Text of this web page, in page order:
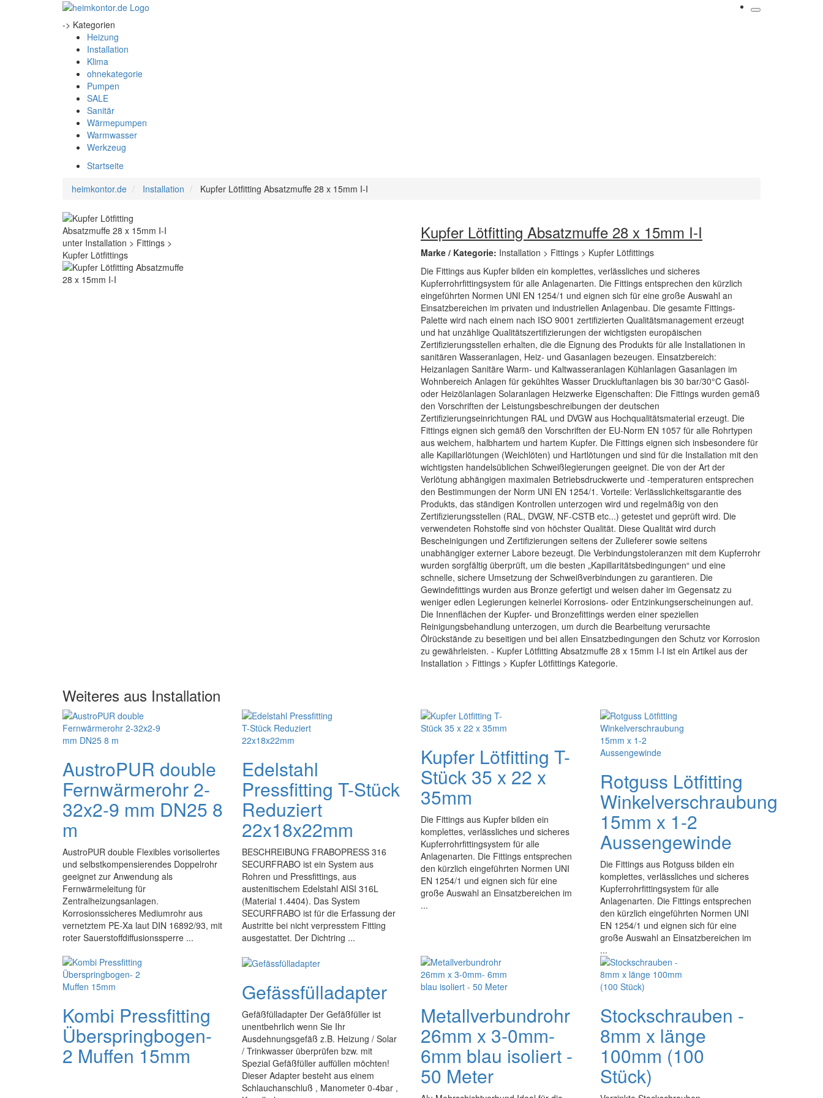
-> Kategorien
Heizung
Installation
Klima
ohnekategorie
Pumpen
SALE
Sanitär
Wärmepumpen
Warmwasser
Werkzeug
Startseite
heimkontor.de
Installation Kupfer Lötfitting Absatzmuffe 28 x 15mm I-I
Kupfer Lötfitting Absatzmuffe 28 x 15mm I-I
Marke / Kategorie: Installation > Fittings > Kupfer Lötfittings
Die Fittings aus Kupfer bilden ein komplettes, verlässliches und sicheres
Kupferrohrfittingsystem für alle Anlagenarten. Die Fittings entsprechen den kürzlich
eingeführten Normen UNI EN 1254/1 und eignen sich für eine große Auswahl an
Einsatzbereichen im privaten und industriellen Anlagenbau. Die gesamte Fittings-
Palette wird nach einem nach ISO 9001 zertifizierten Qualitätsmanagement erzeugt
und hat unzählige Qualitätszertifizierungen der wichtigsten europäischen
Zertifizierungsstellen erhalten, die die Eignung des Produkts für alle Installationen in
sanitären Wasseranlagen, Heiz- und Gasanlagen bezeugen. Einsatzbereich:
Heizanlagen Sanitäre Warm- und Kaltwasseranlagen Kühlanlagen Gasanlagen im
Wohnbereich Anlagen für gekühltes Wasser Druckluftanlagen bis 30 bar/30°C Gasöl-
oder Heizölanlagen Solaranlagen Heizwerke Eigenschaften: Die Fittings wurden gemäß
den Vorschriften der Leistungsbeschreibungen der deutschen
Zertifizierungseinrichtungen RAL und DVGW aus Hochqualitätsmaterial erzeugt. Die
Fittings eignen sich gemäß den Vorschriften der EU-Norm EN 1057 für alle Rohrtypen
aus weichem, halbhartem und hartem Kupfer. Die Fittings eignen sich insbesondere für
alle Kapillarlötungen (Weichlöten) und Hartlötungen und sind für die Installation mit den
wichtigsten handelsüblichen Schweißlegierungen geeignet. Die von der Art der
Verlötung abhängigen maximalen Betriebsdruckwerte und -temperaturen entsprechen
den Bestimmungen der Norm UNI EN 1254/1. Vorteile: Verlässlichkeitsgarantie des
Produkts, das ständigen Kontrollen unterzogen wird und regelmäßig von den
Zertifizierungsstellen (RAL, DVGW, NF-CSTB etc...) getestet und geprüft wird. Die
verwendeten Rohstoffe sind von höchster Qualität. Diese Qualität wird durch
Bescheinigungen und Zertifizierungen seitens der Zulieferer sowie seitens
unabhängiger externer Labore bezeugt. Die Verbindungstoleranzen mit dem Kupferrohr
wurden sorgfältig überprüft, um die besten „Kapillaritätsbedingungen“ und eine
schnelle, sichere Umsetzung der Schweißverbindungen zu garantieren. Die
Gewindefittings wurden aus Bronze gefertigt und weisen daher im Gegensatz zu
weniger edlen Legierungen keinerlei Korrosions- oder Entzinkungserscheinungen auf.
Die Innenflächen der Kupfer- und Bronzefittings werden einer speziellen
Reinigungsbehandlung unterzogen, um durch die Bearbeitung verursachte
Ölrückstände zu beseitigen und bei allen Einsatzbedingungen den Schutz vor Korrosion
zu gewährleisten. - Kupfer Lötfitting Absatzmuffe 28 x 15mm I-I ist ein Artikel aus der
Installation > Fittings > Kupfer Lötfittings Kategorie.
Weiteres aus Installation
AustroPUR double
Fernwärmerohr 2-
32x2-9 mm DN25 8
m
AustroPUR double Flexibles vorisoliertes
und selbstkompensierendes Doppelrohr
geeignet zur Anwendung als
Fernwärmeleitung für
Zentralheizungsanlagen.
Korrosionssicheres Mediumrohr aus
vernetztem PE-Xa laut DIN 16892/93, mit
roter Sauerstoffdiffusionssperre ...
Edelstahl
Pressfitting T-Stück
Reduziert
22x18x22mm
BESCHREIBUNG FRABOPRESS 316
SECURFRABO ist ein System aus
Rohren und Pressfittings, aus
austenitischem Edelstahl AISI 316L
(Material 1.4404). Das System
SECURFRABO ist für die Erfassung der
Austritte bei nicht verpresstem Fitting
ausgestattet. Der Dichtring ...
Kupfer Lötfitting T-
Stück 35 x 22 x
35mm
Die Fittings aus Kupfer bilden ein
komplettes, verlässliches und sicheres
Kupferrohrfittingsystem für alle
Anlagenarten. Die Fittings entsprechen
den kürzlich eingeführten Normen UNI
EN 1254/1 und eignen sich für eine
große Auswahl an Einsatzbereichen im
...
Rotguss Lötfitting
Winkelverschraubung
15mm x 1-2
Aussengewinde
Die Fittings aus Rotguss bilden ein
komplettes, verlässliches und sicheres
Kupferrohrfittingsystem für alle
Anlagenarten. Die Fittings entsprechen
den kürzlich eingeführten Normen UNI
EN 1254/1 und eignen sich für eine
große Auswahl an Einsatzbereichen im
...
Kombi Pressfitting
Überspringbogen-
2 Muffen 15mm
Gefässfülladapter
Gefäßfülladapter Der Gefäßfüller ist
unentbehrlich wenn Sie Ihr
Ausdehnungsgefäß z.B. Heizung / Solar
/ Trinkwasser überprüfen bzw. mit
Spezial Gefäßfüller auffüllen möchten!
Dieser Adapter besteht aus einem
Schlauchanschluß , Manometer 0-4bar ,
Metallverbundrohr
26mm x 3-0mm-
6mm blau isoliert -
50 Meter
Stockschrauben -
8mm x länge
100mm (100
Stück)